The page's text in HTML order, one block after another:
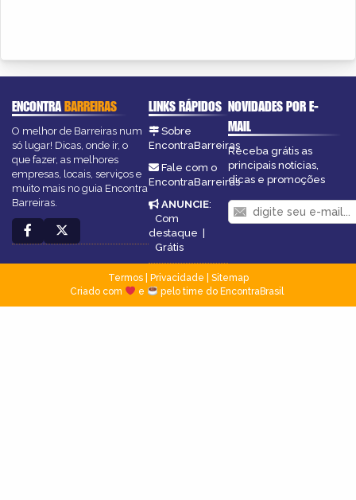
ENCONTRABARREIRAS
O melhor de Barreiras num
só lugar! Dicas, onde ir, o
que fazer, as melhores
empresas, locais, serviços e
muito mais no guia Encontra
Barreiras.
LINKS RÁPIDOS
Sobre
EncontraBarreiras
Fale com o
EncontraBarreiras
ANUNCIE:
Com
destaque |
Grátis
NOVIDADES POR E-
MAIL
Receba grátis as
principais notícias,
dicas e promoções
Termos| Privacidade
Sitemap
Criado com
e pelo time do EncontraBrasil